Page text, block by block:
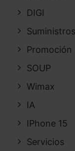
DIGI
Suministros
Promoción
SOUP
Wimax
IA
IPhone 15
Servicios